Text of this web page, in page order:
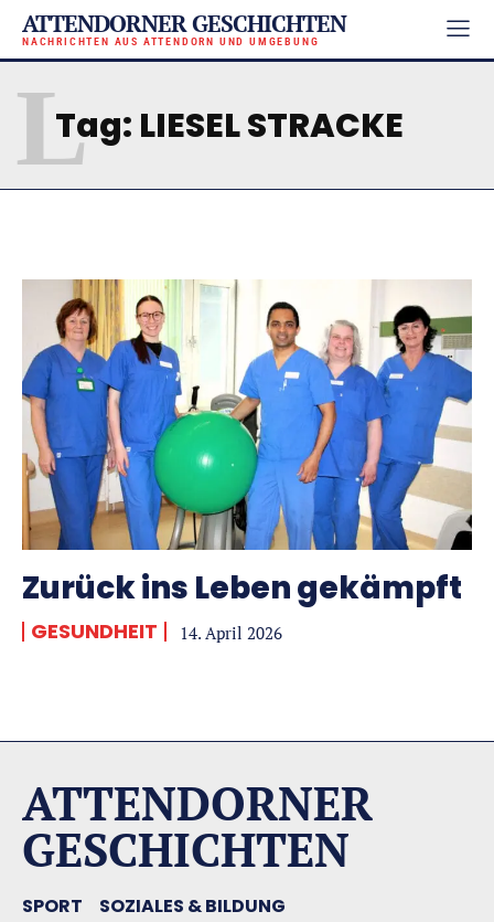
ATTENDORNER GESCHICHTEN
NACHRICHTEN AUS ATTENDORN UND UMGEBUNG
Tag: LIESEL STRACKE
L
Zurück ins Leben gekämpft
GESUNDHEIT 14. April 2026
ATTENDORNER
GESCHICHTEN
SPORT
SOZIALES & BILDUNG